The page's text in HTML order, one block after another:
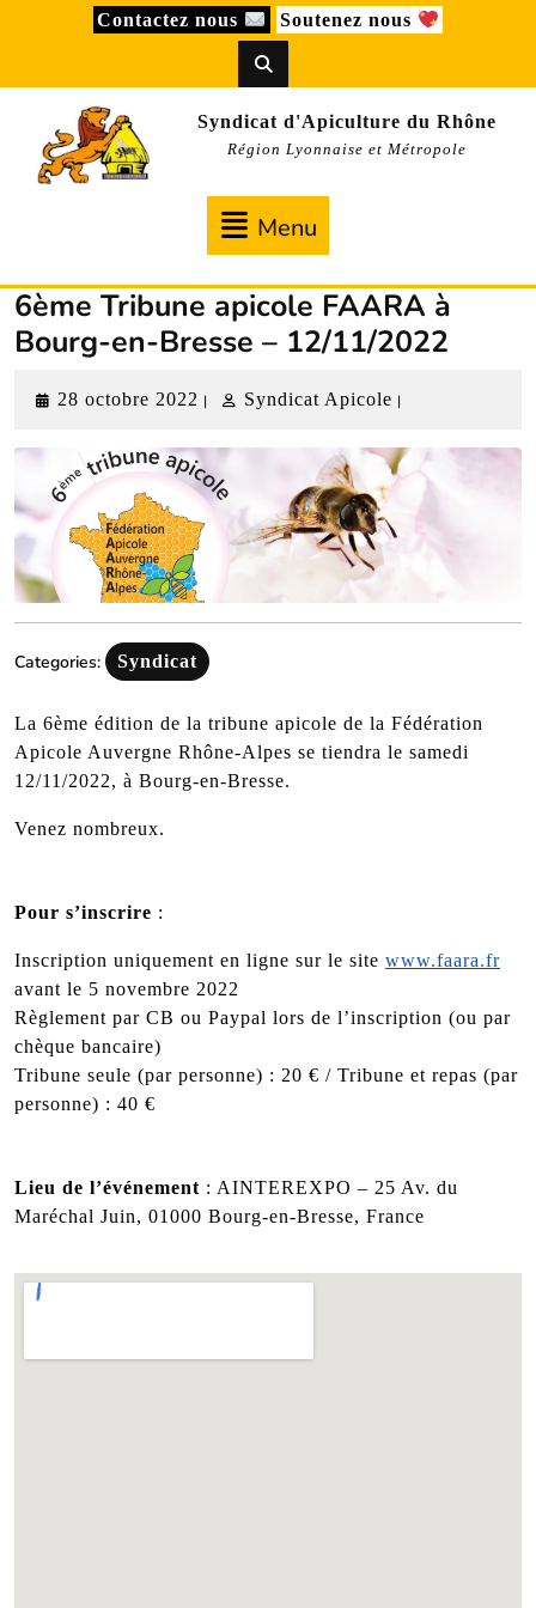
Contactez nous Soutenez nous
Syndicat d'Apiculture du Rhône
Région Lyonnaise et Métropole
Menu
6ème Tribune apicole FAARA à
Bourg-en-Bresse – 12/11/2022
28 octobre 2022 28
2022
| Syndicat Apicole Syndicat
|
Categories: Syndicat
La 6ème édition de la tribune apicole de la Fédération
Apicole Auvergne Rhône-Alpes se tiendra le samedi
12/11/2022, à Bourg-en-Bresse.
Venez nombreux.
Pour s’inscrire :
Inscription uniquement en ligne sur le site www.faara.fr
avant le 5 novembre 2022
Règlement par CB ou Paypal lors de l’inscription (ou par
chèque bancaire)
Tribune seule (par personne) : 20 € / Tribune et repas (par
personne) : 40 €
Lieu de l’événement : AINTEREXPO – 25 Av. du
Maréchal Juin, 01000 Bourg-en-Bresse, France